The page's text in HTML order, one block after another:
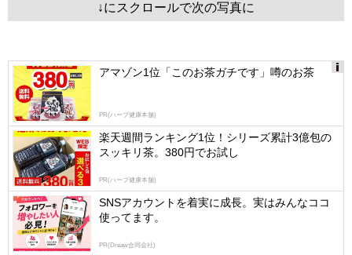
↓にスクロールで次の写真に
アマゾン1位「このお茶ガチです」噂のお茶
PR(ハーブ健康本舗)
楽天週間ランキング1位！シリーズ累計3億包の
スッキリ茶。380円でお試し
PR(ハーブ健康本舗)
SNSアカウントを着実に成長。実はみんなココ
使ってます。
PR(Dreaw合同会社)